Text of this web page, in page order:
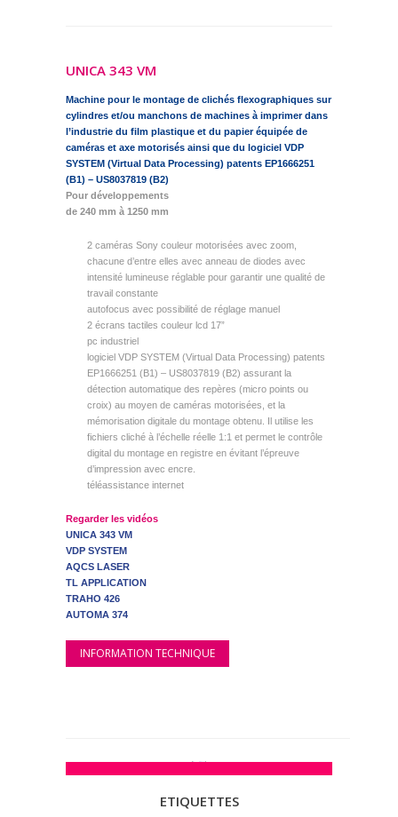
UNICA 343 VM
Machine pour le montage de clichés flexographiques sur
cylindres et/ou manchons de machines à imprimer dans
l’industrie du film plastique et du papier équipée de
caméras et axe motorisés ainsi que du logiciel VDP
SYSTEM (Virtual Data Processing) patents EP1666251
(B1) – US8037819 (B2)
Pour développements
de 240 mm à 1250 mm
2 caméras Sony couleur motorisées avec zoom,
chacune d’entre elles avec anneau de diodes avec
intensité lumineuse réglable pour garantir une qualité de
travail constante
autofocus avec possibilité de réglage manuel
2 écrans tactiles couleur lcd 17”
pc industriel
logiciel VDP SYSTEM (Virtual Data Processing) patents
EP1666251 (B1) – US8037819 (B2) assurant la
détection automatique des repères (micro points ou
croix) au moyen de caméras motorisées, et la
mémorisation digitale du montage obtenu. Il utilise les
fichiers cliché à l’échelle réelle 1:1 et permet le contrôle
digital du montage en registre en évitant l’épreuve
d’impression avec encre.
téléassistance internet
Regarder les vidéos
UNICA 343 VM
VDP SYSTEM
AQCS LASER
TL APPLICATION
TRAHO 426
AUTOMA 374
INFORMATION TECHNIQUE
ETIQUETTES